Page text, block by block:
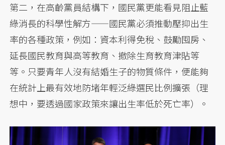
第二，在高齡黨員結構下，國民黨更能看見阻止藍
綠消長的科學性解方——國民黨必須推動壓抑出生
率的各種政策，例如：資本利得免稅、鼓勵囤房、
延長國民教育與高等教育、撤除生育教育津貼等
等。只要青年人沒有結婚生子的物質條件，便能夠
在統計上最有效地防堵年輕泛綠選民比例擴張（理
想中，要透過國家政策來讓出生率低於死亡率）。